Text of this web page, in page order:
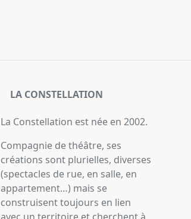
LA CONSTELLATION
La Constellation est née en 2002.
Compagnie de théâtre, ses
créations sont plurielles, diverses
(spectacles de rue, en salle, en
appartement…) mais se
construisent toujours en lien